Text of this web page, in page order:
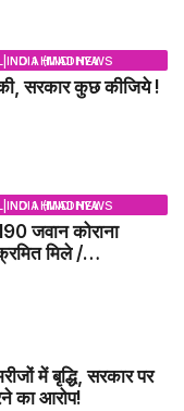
सरकार कुछ कीजिये !
जवान कोराना
मिले /
में बृद्धि, सरकार पर
का आरोप!